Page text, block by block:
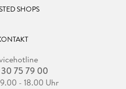
SHOPS
75 79 00
- 18.00 Uhr